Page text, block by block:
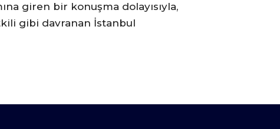
giren bir konuşma dolayısıyla,
gibi davranan İstanbul